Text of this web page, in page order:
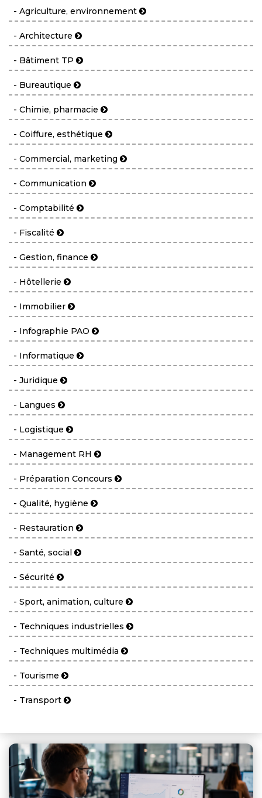
- Agriculture, environnement
- Architecture
- Bâtiment TP
- Bureautique
- Chimie, pharmacie
- Coiffure, esthétique
- Commercial, marketing
- Communication
- Comptabilité
- Fiscalité
- Gestion, finance
- Hôtellerie
- Immobilier
- Infographie PAO
- Informatique
- Juridique
- Langues
- Logistique
- Management RH
- Préparation Concours
- Qualité, hygiène
- Restauration
- Santé, social
- Sécurité
- Sport, animation, culture
- Techniques industrielles
- Techniques multimédia
- Tourisme
- Transport